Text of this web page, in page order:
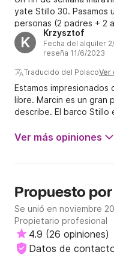
yate Stillo 30. Pasamos
personas (2 padres + 2
muy cómodo, la ruta
paso, agradable y
educado.
oferta del Sr. Marcin.
K
Krzysztof
Fecha del alquiler
reseña 11/6/2023
Traducido del PolacoVer
Estamos
libre. Marcin es un gran
describe. El barco
tranquilamente y
Ver más opiniones
Propuesto por
Se unió en noviembre
Propietario profesional
4.9 (26 opiniones)
Datos de